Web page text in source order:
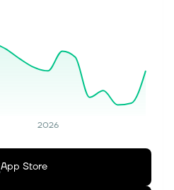
2026
App Store